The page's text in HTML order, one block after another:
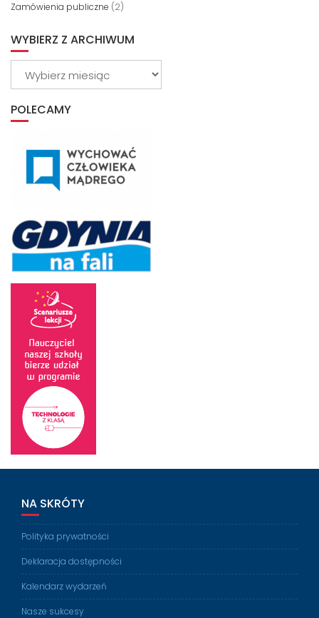
Zamówienia publiczne (2)
WYBIERZ Z ARCHIWUM
POLECAMY
NA SKRÓTY
Polityka prywatności
Deklaracja dostępności
Kalendarz wydarzeń
Nasze sukcesy